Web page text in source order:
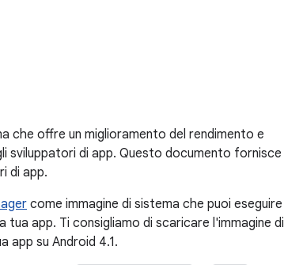
che offre un miglioramento del rendimento e
sviluppatori di app. Questo documento fornisce
di app.
come immagine di sistema che puoi eseguire
app. Ti consigliamo di scaricare l'immagine di
app su Android 4.1.